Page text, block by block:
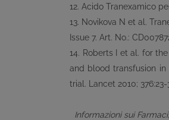
12. Acido Tranexamico
13. Novikova N et al.
Issue 7. Art. No.:
14. Roberts I et al. for
and blood transfusion in
trial. Lancet 2010; 376:23-
Informazioni sui